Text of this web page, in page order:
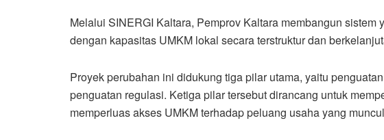
Melalui SINERGI Kaltara, Pemprov Kaltara membangun
dengan kapasitas UMKM lokal secara terstruktur dan
Proyek perubahan ini didukung tiga pilar utama, yaitu
penguatan regulasi. Ketiga pilar tersebut dirancang untuk
memperluas akses UMKM terhadap peluang usaha yang